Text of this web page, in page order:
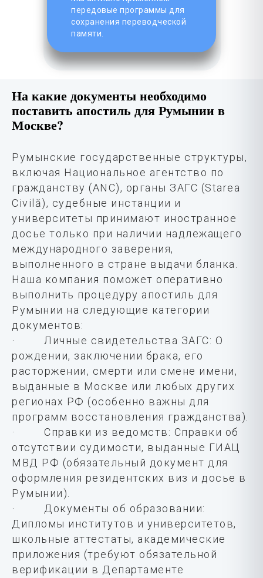
передовые программы для
сохранения переводческой
памяти.
На какие документы необходимо
поставить апостиль для Румынии в
Москве?
Румынские государственные структуры,
включая Национальное агентство по
гражданству (ANC), органы ЗАГС (Starea
Civilă), судебные инстанции и
университеты принимают иностранное
досье только при наличии надлежащего
международного заверения,
выполненного в стране выдачи бланка.
Наша компания поможет оперативно
выполнить процедуру апостиль для
Румынии на следующие категории
документов:
· Личные свидетельства ЗАГС: О
рождении, заключении брака, его
расторжении, смерти или смене имени,
выданные в Москве или любых других
регионах РФ (особенно важны для
программ восстановления гражданства).
· Справки из ведомств: Справки об
отсутствии судимости, выданные ГИАЦ
МВД РФ (обязательный документ для
оформления резидентских виз и досье в
Румынии).
· Документы об образовании:
Дипломы институтов и университетов,
школьные аттестаты, академические
приложения (требуют обязательной
верификации в Департаменте